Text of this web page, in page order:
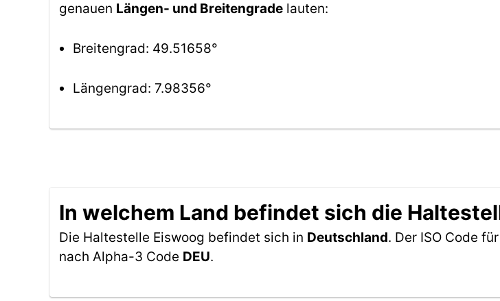
genauen Längen- und Breitengrade lauten:
Breitengrad: 49.51658°
Längengrad: 7.98356°
In welchem Land befindet sich die
Die Haltestelle Eiswoog befindet sich in Deutschland. Der ISO Code
nach Alpha-3 Code DEU.